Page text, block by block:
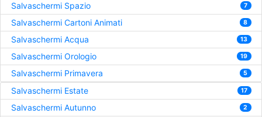
Salvaschermi Spazio 7
Salvaschermi Cartoni Animati 8
Salvaschermi Acqua 13
Salvaschermi Orologio 19
Salvaschermi Primavera 5
Salvaschermi Estate 17
Salvaschermi Autunno 2